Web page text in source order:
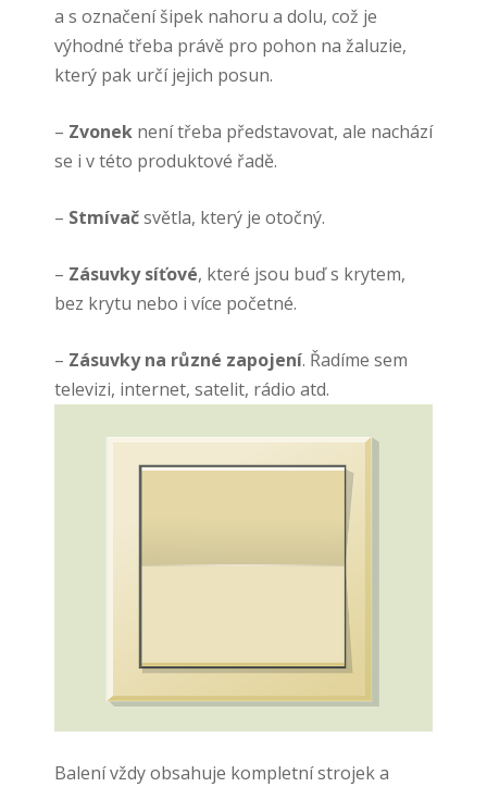
a s označení šipek nahoru a dolu, což je
výhodné třeba právě pro pohon na žaluzie,
který pak určí jejich posun.
– Zvonek není třeba představovat, ale nachází
se i v této produktové řadě.
– Stmívačsvětla, který je otočný.
– Zásuvky síťové, které jsou buď s krytem,
bez krytu nebo i více početné.
– Zásuvky na různé zapojení. Řadíme sem
televizi, internet, satelit, rádio atd.
Balení vždy obsahuje kompletní strojek a